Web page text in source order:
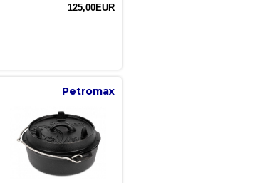
125,00EUR
Petromax